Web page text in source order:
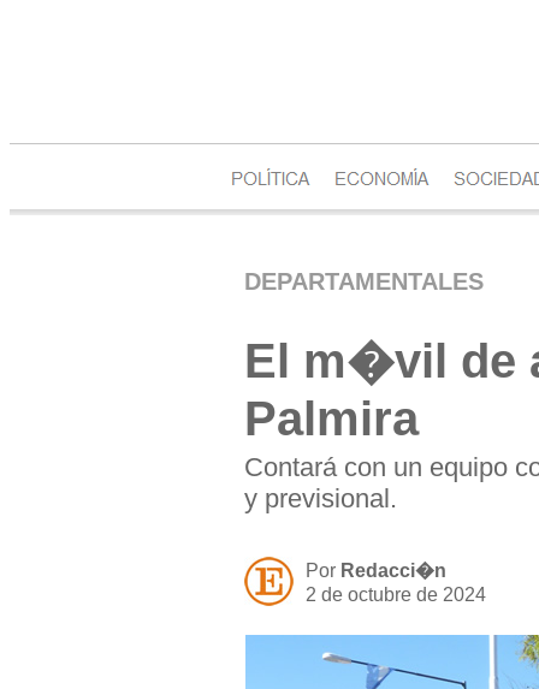
DEPARTAMENTALES
El m�vil de
Palmira
Contará con un equipo
y previsional.
Por Redacci�n
2 de octubre de 2024